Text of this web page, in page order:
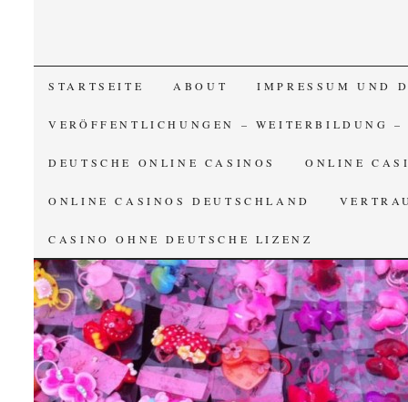
SKIP TO CONTENT
STARTSEITE ABOUT IMPRESSUM UND
VERÖFFENTLICHUNGEN – WEITERBILDUNG
DEUTSCHE ONLINE CASINOS ONLINE
ONLINE CASINOS DEUTSCHLAND
CASINO OHNE DEUTSCHE LIZENZ